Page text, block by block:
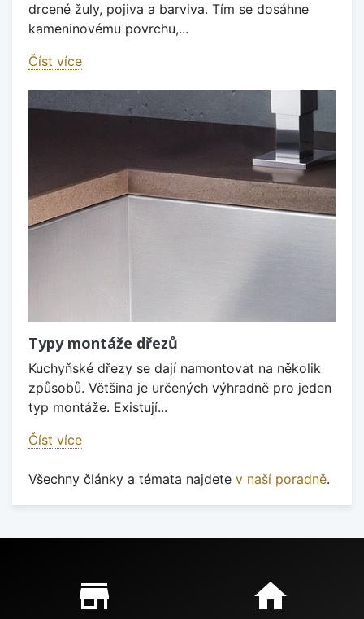
drcené žuly, pojiva a barviva. Tím se dosáhne
kameninovému povrchu,...
Číst více
Typy montáže dřezů
Kuchyňské dřezy se dají namontovat na několik
způsobů. Většina je určených výhradně pro jeden
typ montáže. Existují...
Číst více
Všechny články a témata najdete v naší poradně.
Proč nakupovat u nás?
store_mall_directory home